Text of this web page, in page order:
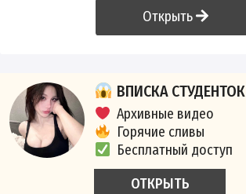
Открыть
ВПИСКА СТУДЕНТОК
Архивные видео
Горячие сливы
Бесплатный доступ
ОТКРЫТЬ